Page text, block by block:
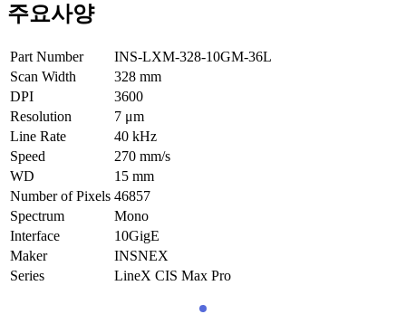
주요사양
Part Number
INS-LXM-328-10GM-36L
Scan Width
328 mm
DPI
3600
Resolution
7 μm
Line Rate
40 kHz
Speed
270 mm/s
WD
15 mm
Number of Pixels 46857
Spectrum
Mono
Interface
10GigE
Maker
INSNEX
Series
LineX CIS Max Pro